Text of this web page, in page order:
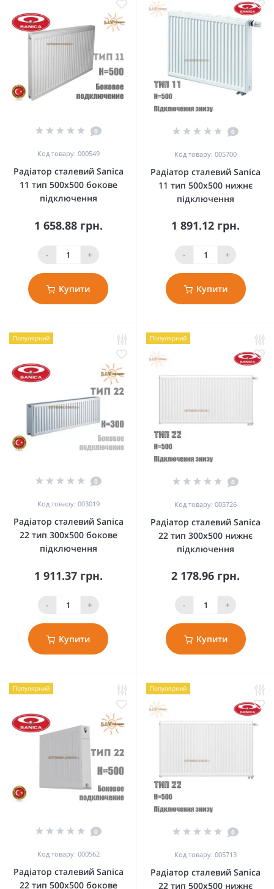
0
Код товару: 000549
Радіатор сталевий Sanica
11 тип 500x500 бокове
підключення
1 658.88 грн.
- +
Купити
0
Код товару: 005700
Радіатор сталевий Sanica
11 тип 500x500 нижнє
підключення
1 891.12 грн.
- +
Купити
Популярний
0
Код товару: 003019
Радіатор сталевий Sanica
22 тип 300x500 бокове
підключення
1 911.37 грн.
- +
Купити
Популярний
0
Код товару: 005726
Радіатор сталевий Sanica
22 тип 300x500 нижнє
підключення
2 178.96 грн.
- +
Купити
Популярний
0
Код товару: 000562
Радіатор сталевий Sanica
22 тип 500x500 бокове
Популярний
0
Код товару: 005713
Радіатор сталевий Sanica
22 тип 500x500 нижнє